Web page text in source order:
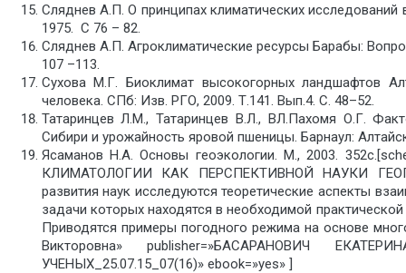
Сляднев А.П. О принципах климатических
1975. С 76 – 82.
Сляднев А.П. Агроклиматические ресурсы Барабы:
107 –113.
Сухова М.Г. Биоклимат высокогорных ландшафтов
человека. СПб: Изв. РГО, 2009. Т.141. Вып.4. С. 48–52.
Татаринцев Л.М., Татаринцев В.Л., ВЛ.Пахомя О.Г.
Сибири и урожайность яровой пшеницы. Барнаул:
Ясаманов Н.А. Основы геоэкологии. М., 2003.
КЛИМАТОЛОГИИ КАК ПЕРСПЕКТИВНОЙ НАУКИ
развития наук исследуются теоретические аспекты
задачи которых находятся в необходимой
Приводятся примеры погодного режима на основе
Викторовна» publisher=»БАСАРАНОВИЧ
УЧЕНЫХ_25.07.15_07(16)» ebook=»yes» ]